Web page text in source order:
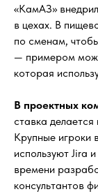
«КамАЗ»
в цехах. В
по сменам,
— примером
которая
В проектных
ставка
Крупные игроки
используют Jira
времени
консультантов